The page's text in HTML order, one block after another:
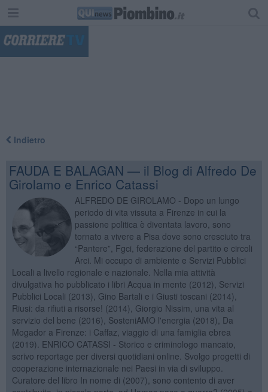
Indietro
FAUDA E BALAGAN — il Blog di Alfredo De
Girolamo e Enrico Catassi
ALFREDO DE GIROLAMO - Dopo un lungo
periodo di vita vissuta a Firenze in cui la
passione politica è diventata lavoro, sono
tornato a vivere a Pisa dove sono cresciuto tra
“Pantere”, Fgci, federazione del partito e circoli
Arci. Mi occupo di ambiente e Servizi Pubblici
Locali a livello regionale e nazionale. Nella mia attività
divulgativa ho pubblicato i libri Acqua in mente (2012), Servizi
Pubblici Locali (2013), Gino Bartali e i Giusti toscani (2014),
Riusi: da rifiuti a risorse! (2014), Giorgio Nissim, una vita al
servizio del bene (2016), SosteniAMO l'energia (2018), Da
Mogador a Firenze: i Caffaz, viaggio di una famiglia ebrea
(2019). ENRICO CATASSI - Storico e criminologo mancato,
scrivo reportage per diversi quotidiani online. Svolgo progetti di
cooperazione internazionale nei Paesi in via di sviluppo.
Curatore del libro In nome di (2007), sono contento di aver